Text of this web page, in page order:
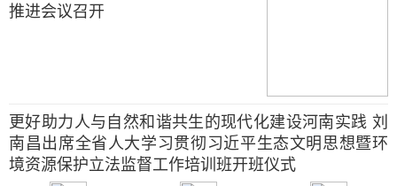
推进会议召开
更好助力人与自然和谐共生的现代化建设河南实践 刘
南昌出席全省人大学习贯彻习近平生态文明思想暨环
境资源保护立法监督工作培训班开班仪式